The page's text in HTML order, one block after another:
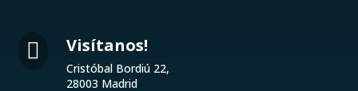
 Visítanos!
Cristóbal Bordiú 22,
28003 Madrid